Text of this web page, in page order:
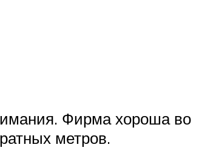
Фирма хороша во
метров.